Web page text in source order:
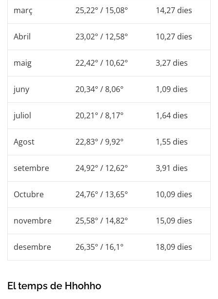
març 25,22° / 15,08° 14,27 dies
Abril 23,02° / 12,58° 10,27 dies
maig 22,42° / 10,62° 3,27 dies
juny 20,34° / 8,06° 1,09 dies
juliol 20,21° / 8,17° 1,64 dies
Agost 22,83° / 9,92° 1,55 dies
setembre 24,92° / 12,62° 3,91 dies
Octubre 24,76° / 13,65° 10,09 dies
novembre 25,58° / 14,82° 15,09 dies
desembre 26,35° / 16,1° 18,09 dies
El temps de Hhohho